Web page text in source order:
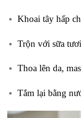
Khoai tây hấp
Trộn với sữa tươi
Thoa lên da,
Tắm lại bằng